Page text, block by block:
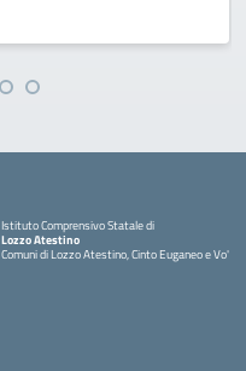
Istituto Comprensivo Statale di
Lozzo Atestino
Comuni di Lozzo Atestino, Cinto Euganeo e Vo'
— Visita la pagina iniziale della scuola